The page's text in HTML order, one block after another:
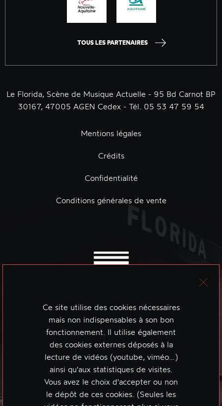
TOUS LES PARTENAIRES
Le Florida, Scène de Musique Actuelle - 95 Bd Carnot BP
30167, 47005 AGEN Cedex - Tél. 05 53 47 59 54
Mentions légales
Crédits
Confidentialité
Conditions générales de vente
Ce site utilise des cookies nécessaires
mais non indispensables à son bon
fonctionnement. Il utilise également
des cookies externes déposés à la
lecture de vidéos (youtube, viméo…)
ainsi qu'aux statistiques de visites.
Vous avez le choix d'accepter ou non
le dépôt de ces cookies. (Seules les